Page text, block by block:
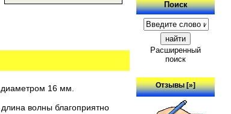
диаметром 16 мм.
волны благоприятно
Поиск
Расширенный
поиск
Отзывы [»]